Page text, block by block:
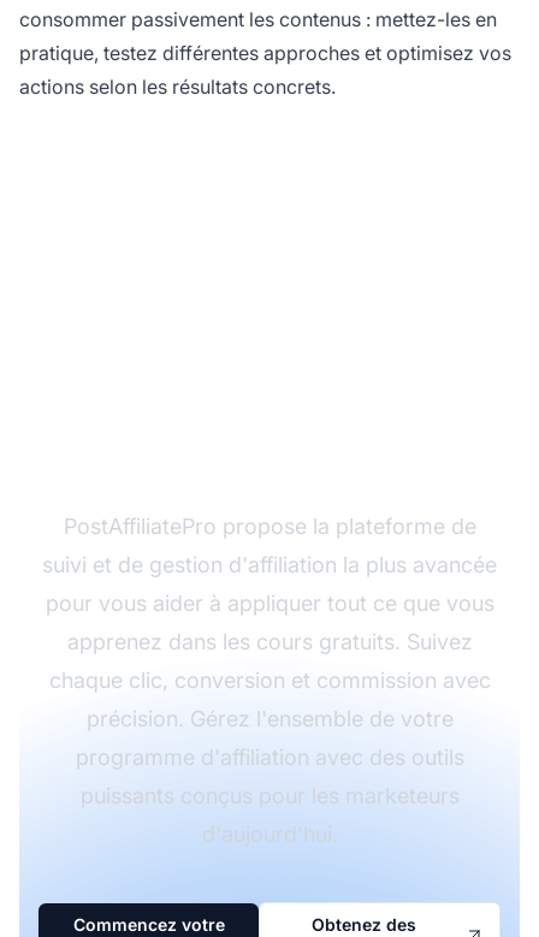
consommer passivement les contenus : mettez-les en
pratique, testez différentes approches et optimisez vos
actions selon les résultats concrets.
PostAffiliatePro propose la plateforme de
suivi et de gestion d'affiliation la plus avancée
pour vous aider à appliquer tout ce que vous
apprenez dans les cours gratuits. Suivez
chaque clic, conversion et commission avec
précision. Gérez l'ensemble de votre
programme d'affiliation avec des outils
puissants conçus pour les marketeurs
d'aujourd'hui.
Commencez votre
Obtenez des